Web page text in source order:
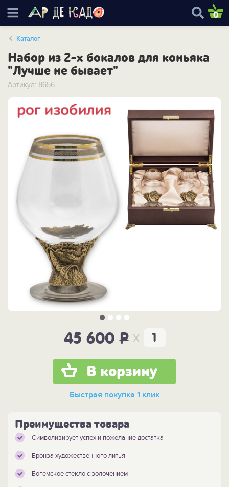
0
Каталог
Набор из 2-х бокалов для коньяка
"Лучше не бывает"
Артикул: 8656
45 600P x
В корзину
Быстрая покупка 1 клик
Преимущества товара
Символизирует успех и пожелание достатка
Бронза художественного литья
Богемское стекло с золочением